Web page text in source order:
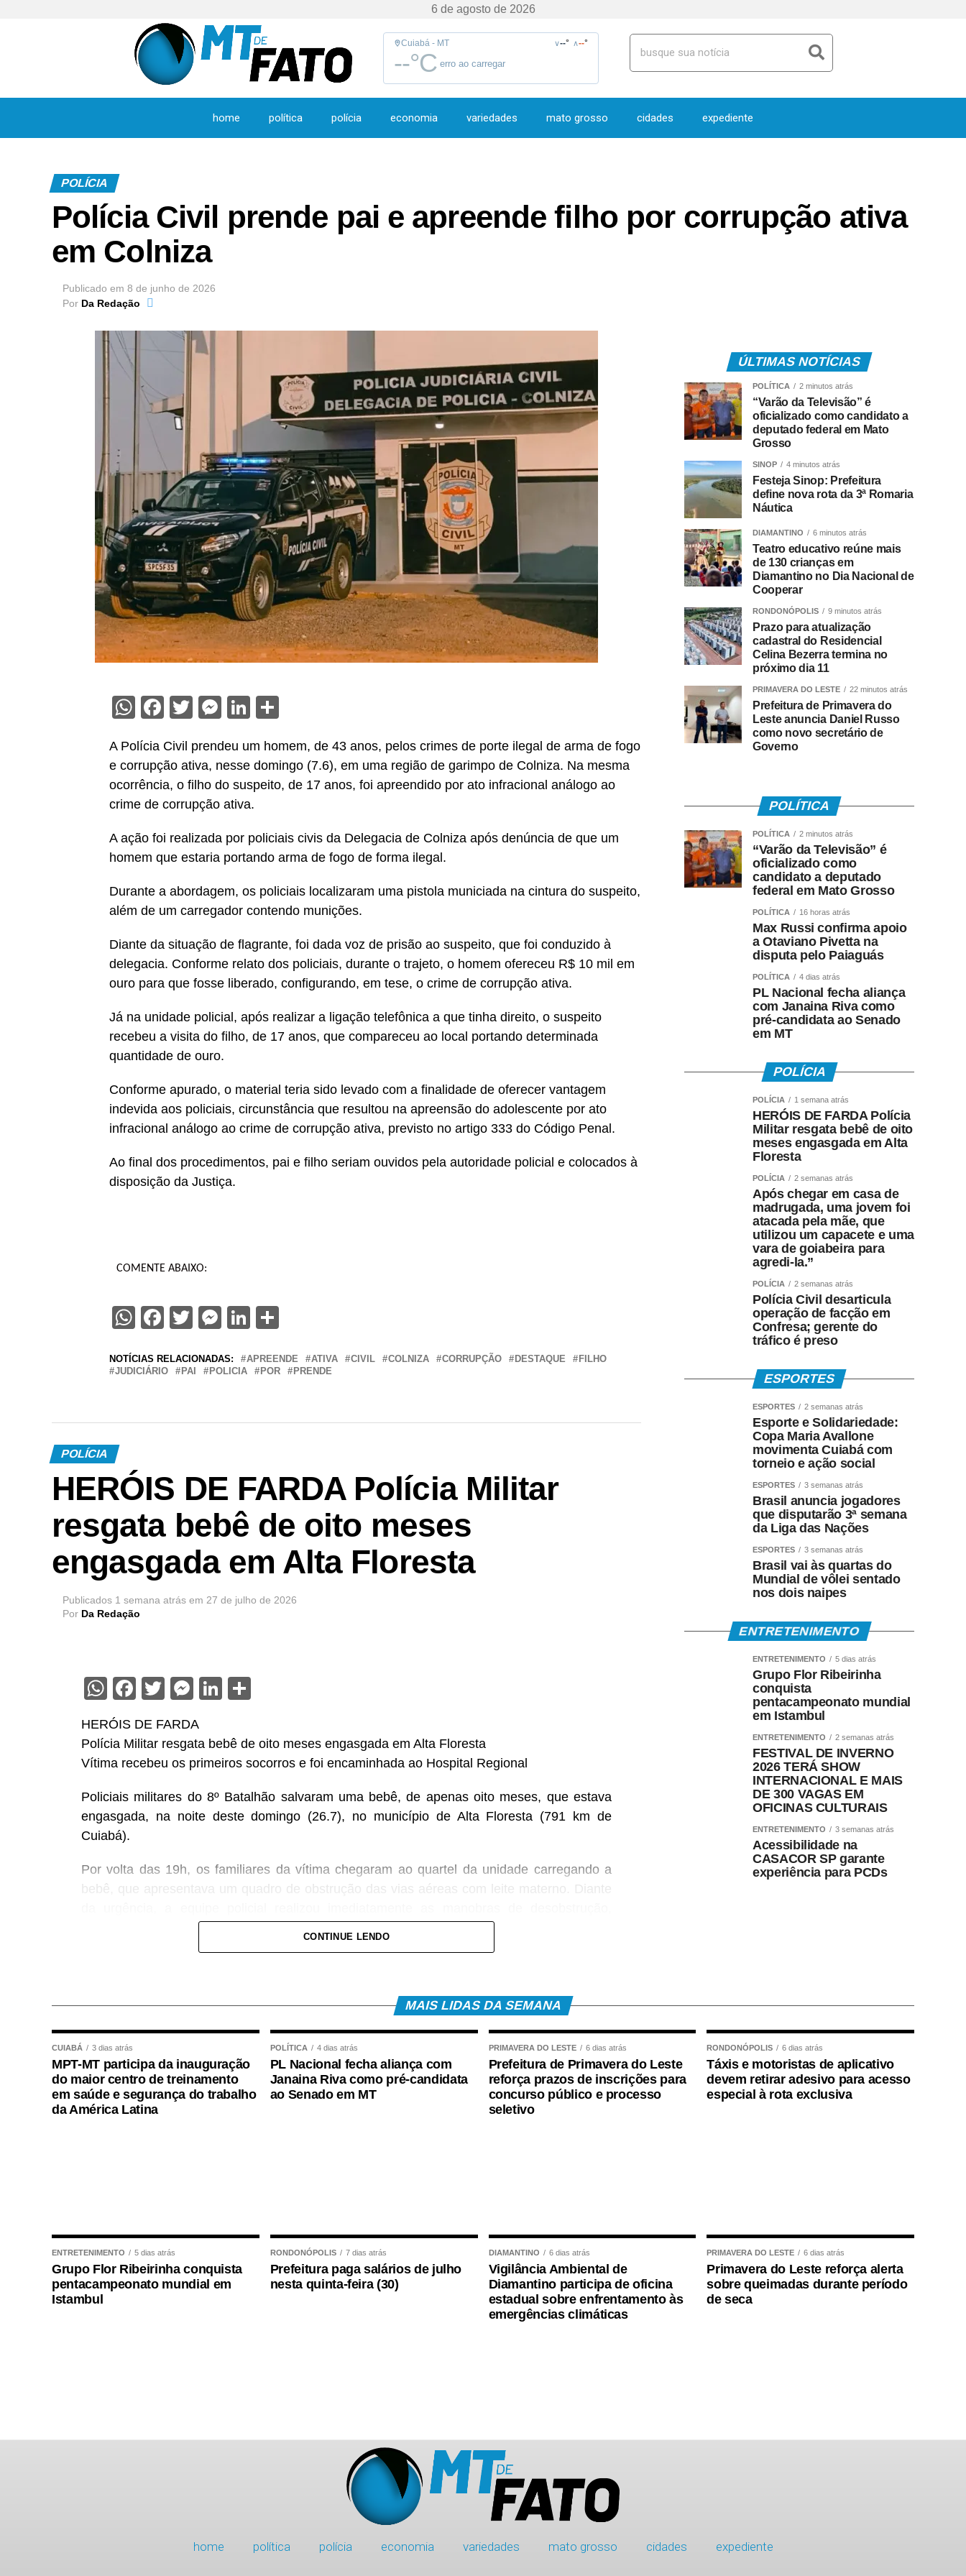
Cuiabá - MT ∨--° ∧--°
--°C erro ao carregar
home política polícia economia variedades mato grosso cidades expediente
6 de agosto de 2026
POLÍCIA
Polícia Civil prende pai e apreende filho por corrupção ativa
em Colniza
Publicado em 8 de junho de 2026
Por Da Redação
WhatsApp
Facebook
Twitter
Messenger
LinkedIn
A Polícia Civil prendeu um homem, de 43 anos, pelos crimes de porte ilegal de arma de fogo
e corrupção ativa, nesse domingo (7.6), em uma região de garimpo de Colniza. Na mesma
ocorrência, o filho do suspeito, de 17 anos, foi apreendido por ato infracional análogo ao
crime de corrupção ativa.
A ação foi realizada por policiais civis da Delegacia de Colniza após denúncia de que um
homem que estaria portando arma de fogo de forma ilegal.
Durante a abordagem, os policiais localizaram uma pistola municiada na cintura do suspeito,
além de um carregador contendo munições.
Diante da situação de flagrante, foi dada voz de prisão ao suspeito, que foi conduzido à
delegacia. Conforme relato dos policiais, durante o trajeto, o homem ofereceu R$ 10 mil em
ouro para que fosse liberado, configurando, em tese, o crime de corrupção ativa.
Já na unidade policial, após realizar a ligação telefônica a que tinha direito, o suspeito
recebeu a visita do filho, de 17 anos, que compareceu ao local portando determinada
quantidade de ouro.
Conforme apurado, o material teria sido levado com a finalidade de oferecer vantagem
indevida aos policiais, circunstância que resultou na apreensão do adolescente por ato
infracional análogo ao crime de corrupção ativa, previsto no artigo 333 do Código Penal.
Ao final dos procedimentos, pai e filho seriam ouvidos pela autoridade policial e colocados à
disposição da Justiça.
COMENTE ABAIXO:
WhatsApp
Facebook
Twitter
Messenger
LinkedIn
NOTÍCIAS RELACIONADAS: APREENDE ATIVA CIVIL COLNIZA CORRUPÇÃO DESTAQUE
FILHO
JUDICIÁRIO
PAI POLICIA POR PRENDE
POLÍCIA
HERÓIS DE FARDA Polícia Militar
resgata bebê de oito meses
engasgada em Alta Floresta
Publicados 1 semana atrás em 27 de julho de 2026
Por Da Redação
WhatsApp
Facebook
Twitter
Messenger
LinkedIn
HERÓIS DE FARDA
Polícia Militar resgata bebê de oito meses engasgada em Alta Floresta
Vítima recebeu os primeiros socorros e foi encaminhada ao Hospital Regional
Policiais militares do 8º Batalhão salvaram uma bebê, de apenas oito meses, que estava
engasgada, na noite deste domingo (26.7), no município de Alta Floresta (791 km de
Cuiabá).
Por volta das 19h, os familiares da vítima chegaram ao quartel da unidade carregando a
bebê, que apresentava um quadro de obstrução das vias aéreas com leite materno. Diante
conseguindo restabelecer a respiração da vítima.
plantão, que deu continuidade às avaliações e aos procedimentos necessários.
COMENTE ABAIXO:
WhatsApp
Facebook
Twitter
Messenger
LinkedIn
Share
CONTINUE LENDO
ÚLTIMAS NOTÍCIAS
POLÍTICA 2 minutos atrás
“Varão da Televisão” é
oficializado como candidato a
deputado federal em Mato
Grosso
SINOP 4 minutos atrás
Festeja Sinop: Prefeitura
define nova rota da 3ª Romaria
Náutica
DIAMANTINO 6 minutos atrás
Teatro educativo reúne mais
de 130 crianças em
Diamantino no Dia Nacional de
Cooperar
RONDONÓPOLIS 9 minutos atrás
Prazo para atualização
cadastral do Residencial
Celina Bezerra termina no
próximo dia 11
PRIMAVERA DO LESTE 22 minutos atrás
Prefeitura de Primavera do
Leste anuncia Daniel Russo
como novo secretário de
Governo
POLÍTICA
POLÍTICA 2 minutos atrás
“Varão da Televisão” é
oficializado como
candidato a deputado
federal em Mato Grosso
POLÍTICA 16 horas atrás
Max Russi confirma apoio
a Otaviano Pivetta na
disputa pelo Paiaguás
POLÍTICA 4 dias atrás
PL Nacional fecha aliança
com Janaina Riva como
pré-candidata ao Senado
em MT
POLÍCIA
POLÍCIA 1 semana atrás
HERÓIS DE FARDA Polícia
Militar resgata bebê de oito
meses engasgada em Alta
Floresta
POLÍCIA 2 semanas atrás
Após chegar em casa de
madrugada, uma jovem foi
atacada pela mãe, que
utilizou um capacete e uma
vara de goiabeira para
agredi-la.”
POLÍCIA 2 semanas atrás
Polícia Civil desarticula
operação de facção em
Confresa; gerente do
tráfico é preso
ESPORTES
ESPORTES 2 semanas atrás
Esporte e Solidariedade:
Copa Maria Avallone
movimenta Cuiabá com
torneio e ação social
ESPORTES 3 semanas atrás
Brasil anuncia jogadores
que disputarão 3ª semana
da Liga das Nações
ESPORTES 3 semanas atrás
Brasil vai às quartas do
Mundial de vôlei sentado
nos dois naipes
ENTRETENIMENTO
ENTRETENIMENTO 5 dias atrás
Grupo Flor Ribeirinha
conquista
pentacampeonato mundial
em Istambul
ENTRETENIMENTO 2 semanas atrás
FESTIVAL DE INVERNO
2026 TERÁ SHOW
INTERNACIONAL E MAIS
DE 300 VAGAS EM
OFICINAS CULTURAIS
ENTRETENIMENTO 3 semanas atrás
Acessibilidade na
CASACOR SP garante
experiência para PCDs
MAIS LIDAS DA SEMANA
CUIABÁ 3 dias atrás
MPT-MT participa da inauguração
do maior centro de treinamento
em saúde e segurança do trabalho
da América Latina
POLÍTICA 4 dias atrás
PL Nacional fecha aliança com
Janaina Riva como pré-candidata
ao Senado em MT
PRIMAVERA DO LESTE 6 dias atrás
Prefeitura de Primavera do Leste
reforça prazos de inscrições para
concurso público e processo
seletivo
RONDONÓPOLIS 6 dias atrás
Táxis e motoristas de aplicativo
devem retirar adesivo para acesso
especial à rota exclusiva
ENTRETENIMENTO 5 dias atrás
Grupo Flor Ribeirinha conquista
pentacampeonato mundial em
Istambul
RONDONÓPOLIS 7 dias atrás
Prefeitura paga salários de julho
nesta quinta-feira (30)
DIAMANTINO 6 dias atrás
Vigilância Ambiental de
Diamantino participa de oficina
estadual sobre enfrentamento às
emergências climáticas
PRIMAVERA DO LESTE 6 dias atrás
Primavera do Leste reforça alerta
sobre queimadas durante período
de seca
home política polícia economia variedades mato grosso cidades expediente